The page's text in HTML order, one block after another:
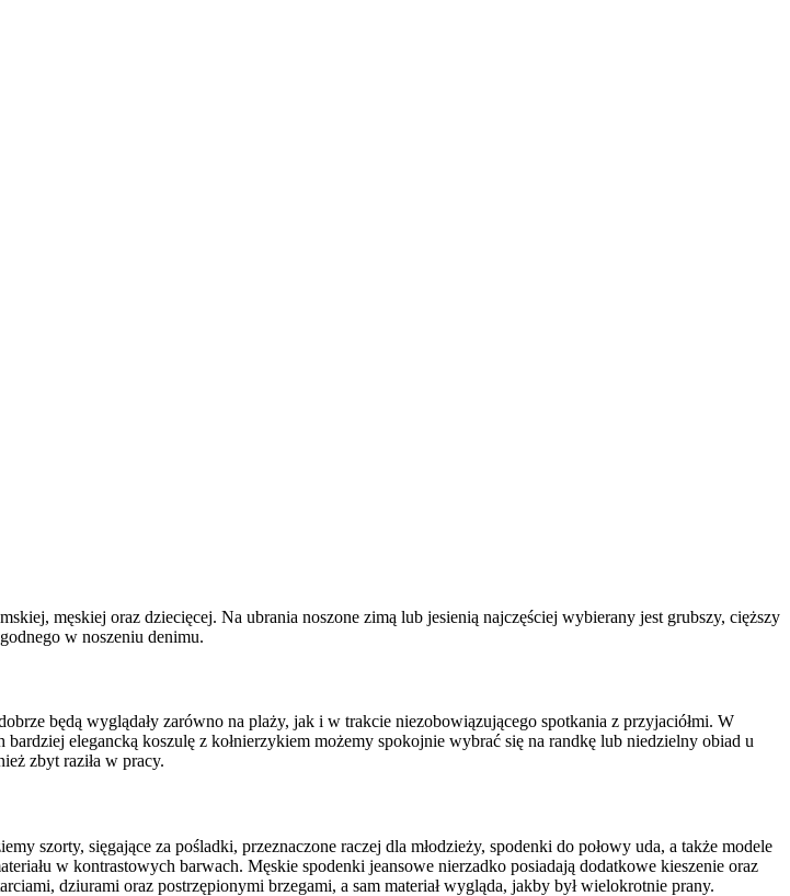
męskiej oraz dziecięcej. Na ubrania noszone zimą lub jesienią najczęściej wybierany jest grubszy, cięższy
w noszeniu denimu.
będą wyglądały zarówno na plaży, jak i w trakcie niezobowiązującego spotkania z przyjaciółmi. W
elegancką koszulę z kołnierzykiem możemy spokojnie wybrać się na randkę lub niedzielny obiad u
zbyt raziła w pracy.
szorty, sięgające za pośladki, przeznaczone raczej dla młodzieży, spodenki do połowy uda, a także modele
w kontrastowych barwach. Męskie spodenki jeansowe nierzadko posiadają dodatkowe kieszenie oraz
dziurami oraz postrzępionymi brzegami, a sam materiał wygląda, jakby był wielokrotnie prany.